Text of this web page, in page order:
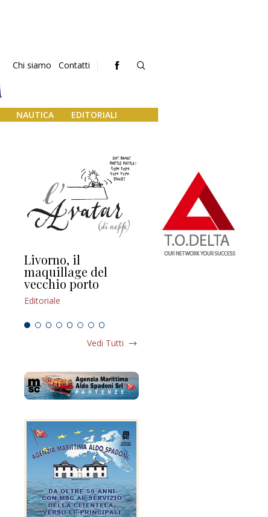
Chi siamo Contatti
NAUTICA EDITORIALI
Livorno, il
maquillage del
vecchio porto
Editoriale
L’uscita di scena di
Vedi Tutti